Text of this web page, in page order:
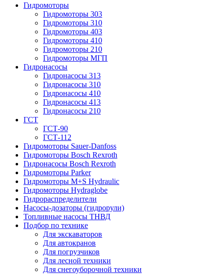
Гидромоторы
Гидромоторы 303
Гидромоторы 310
Гидромоторы 403
Гидромоторы 410
Гидромоторы 210
Гидромоторы МГП
Гидронасосы
Гидронасосы 313
Гидронасосы 310
Гидронасосы 410
Гидронасосы 413
Гидронасосы 210
ГСТ
ГСТ-90
ГСТ-112
Гидромоторы Sauer-Danfoss
Гидромоторы Bosch Rexroth
Гидронасосы Bosch Rexroth
Гидромоторы Parker
Гидромоторы M+S Hydraulic
Гидромоторы Hydraglobe
Гидрораспределители
Насосы-дозаторы (гидрорули)
Топливные насосы ТНВД
Подбор по технике
Для экскаваторов
Для автокранов
Для погрузчиков
Для лесной техники
Для снегоуборочной техники